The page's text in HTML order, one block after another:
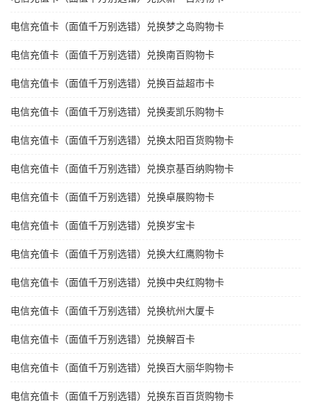
电信充值卡（面值千万别选错）兑换梦之岛购物卡
电信充值卡（面值千万别选错）兑换南百购物卡
电信充值卡（面值千万别选错）兑换百益超市卡
电信充值卡（面值千万别选错）兑换麦凯乐购物卡
电信充值卡（面值千万别选错）兑换太阳百货购物卡
电信充值卡（面值千万别选错）兑换京基百纳购物卡
电信充值卡（面值千万别选错）兑换卓展购物卡
电信充值卡（面值千万别选错）兑换岁宝卡
电信充值卡（面值千万别选错）兑换大红鹰购物卡
电信充值卡（面值千万别选错）兑换中央红购物卡
电信充值卡（面值千万别选错）兑换杭州大厦卡
电信充值卡（面值千万别选错）兑换解百卡
电信充值卡（面值千万别选错）兑换百大丽华购物卡
电信充值卡（面值千万别选错）兑换东百百货购物卡